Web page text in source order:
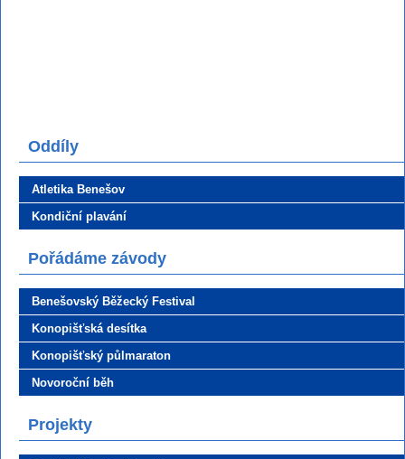
Oddíly
Atletika Benešov
Kondiční plavání
Pořádáme závody
Benešovský Běžecký Festival
Konopišťská desítka
Konopišťský půlmaraton
Novoroční běh
Projekty